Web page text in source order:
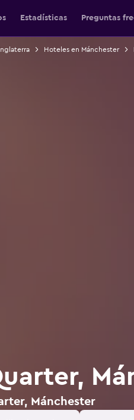
Estadísticas Preguntas
Hoteles en Mánchester
Mánchester